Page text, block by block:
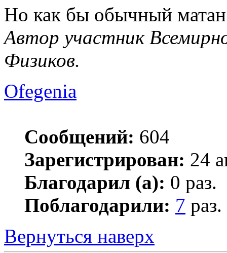
Но как бы обычный
Автор участник
Физиков.
Ofegenia
Сообщений: 604
Зарегистрирован: 24
Благодарил (а): 0 раз.
Поблагодарили: 7 раз.
Вернуться наверх